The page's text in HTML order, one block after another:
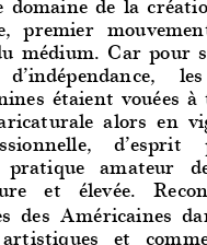
premier
médium. Car pour
étaient vouées à
alors en
d’esprit
amateur
et élevée.
des Américaines
et